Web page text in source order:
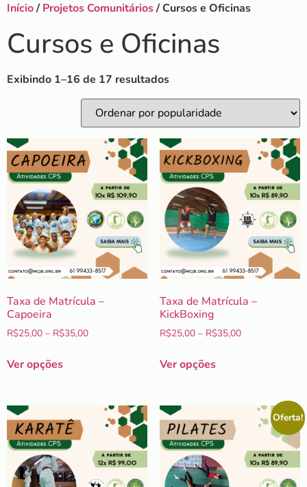
Início/ Projetos Comunitários/ Cursos e Oficinas
Cursos e Oficinas
Exibindo 1–16 de 17 resultados
Taxa de Matrícula –
Capoeira
R$25,00 – R$35,00
Ver opções
Taxa de Matrícula –
KickBoxing
R$25,00 – R$35,00
Ver opções
Oferta!